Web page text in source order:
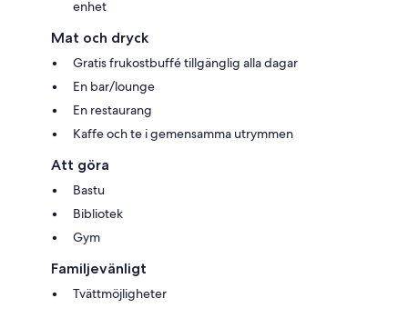
enhet
Mat och dryck
Gratis frukostbuffé tillgänglig alla dagar
En bar/lounge
En restaurang
Kaffe och te i gemensamma utrymmen
Att göra
Bastu
Bibliotek
Gym
Familjevänligt
Tvättmöjligheter